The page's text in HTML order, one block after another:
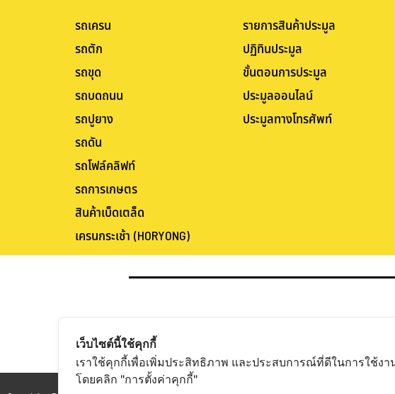
รถเครน
รถตัก
รถขุด
รถบดถนน
รถปูยาง
รถดัน
รถโฟล์คลิฟท์
รถการเกษตร
สินค้าเบ็ดเตล็ด
เครนกระเช้า (HORYONG)
รายการสินค้าประมูล
ปฏิทินประมูล
ขั้นตอนการประมูล
ประมูลออนไลน์
ประมูลทางโทรศัพท์
เว็บไซต์นี้ใช้คุกกี้
เราใช้คุกกี้เพื่อเพิ่มประสิทธิภาพ และประสบการณ์ที่ดีในการใช้
โดยคลิก "การตั้งค่าคุกกี้"